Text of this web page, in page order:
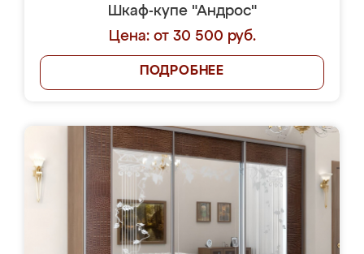
Шкаф-купе "Андрос"
Цена: от 30 500 руб.
ПОДРОБНЕЕ